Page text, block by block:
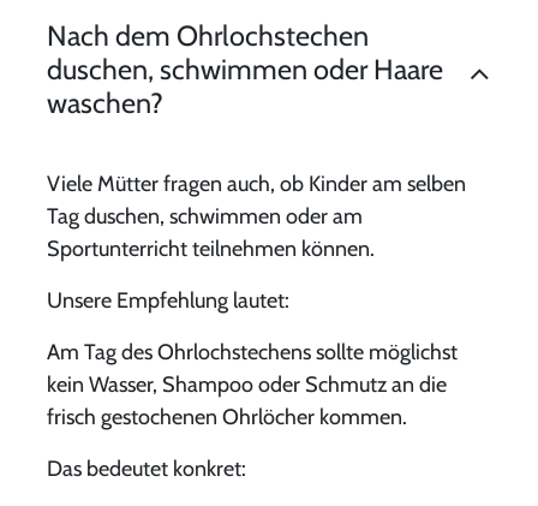
Nach dem Ohrlochstechen
duschen, schwimmen oder Haare
waschen?
Viele Mütter fragen auch, ob Kinder am selben
Tag duschen, schwimmen oder am
Sportunterricht teilnehmen können.
Unsere Empfehlung lautet:
Am Tag des Ohrlochstechens sollte möglichst
kein Wasser, Shampoo oder Schmutz an die
frisch gestochenen Ohrlöcher kommen.
Das bedeutet konkret: